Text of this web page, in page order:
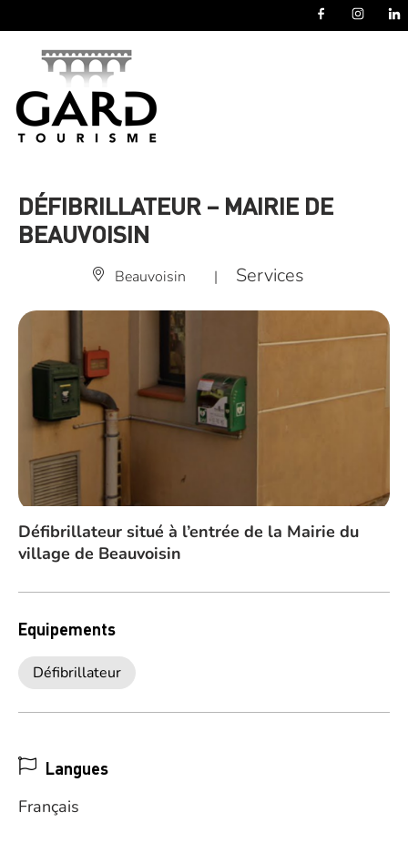
DÉFIBRILLATEUR – MAIRIE DE
BEAUVOISIN
Beauvoisin | Services
Défibrillateur situé à l’entrée de la Mairie du
village de Beauvoisin
Equipements
Défibrillateur
Langues
Français